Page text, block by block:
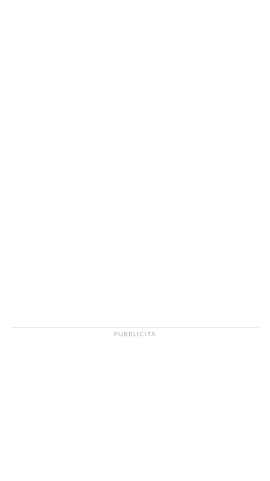
PUBBLICITÀ